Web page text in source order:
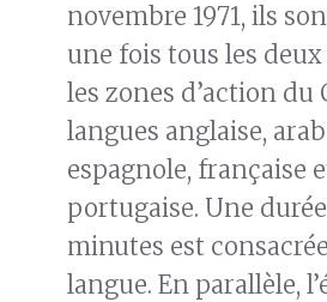
novembre 1971, ils
une fois tous les
les zones d’action du
langues anglaise,
espagnole, française
portugaise. Une
minutes est
langue. En parallèle,